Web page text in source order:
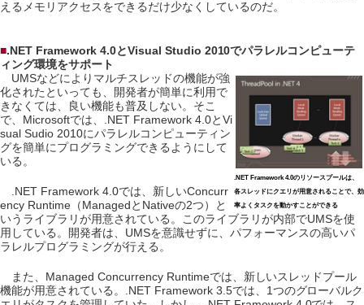
えるメモリアクセスをできるだけ少なくしているのだ。
■.NET Framework 4.0とVisual Studio 2010でパラレルコンピューテ
ィング環境をサポート
.NET Framework 4.0のリソースプールは、
各スレッドにクエリが用意されることで、効
率よくタスクを動かすことができる
UMSなどによりマルチスレッドの機能が強
化されたといっても、開発者が簡単に利用で
きなくては、良い機能も普及しない。そこ
で、Microsoftでは、.NET Framework 4.0とVi
sual Sudio 2010にパラレルコンピューティン
グを簡単にプログラミングできるようにして
いる。
.NET Framework 4.0では、新しいConcurr
ency Runtime（ManagedとNativeの2つ）と
いうライブラリが用意されている。このライブラリが内部でUMSを使
用している。開発者は、UMSを意識せずに、パフォーマンスの高いパ
ラレルプログラミングが行える。
また、Managed Concurrency Runtimeでは、新しいスレッドプール
機能が用意されている。.NET Framework 3.5では、1つのグローバルク